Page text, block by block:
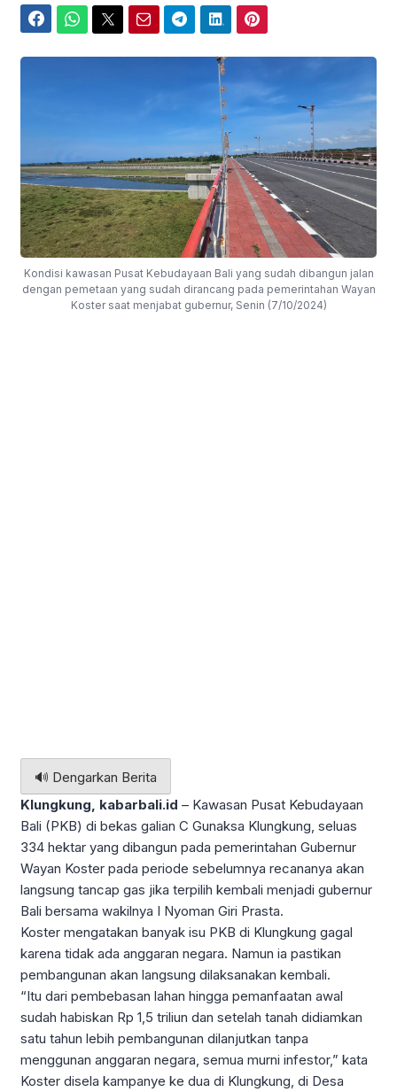
Kondisi kawasan Pusat Kebudayaan Bali yang sudah dibangun jalan
dengan pemetaan yang sudah dirancang pada pemerintahan Wayan
Koster saat menjabat gubernur, Senin (7/10/2024)
🔊 Dengarkan Berita
Klungkung, kabarbali.id – Kawasan Pusat Kebudayaan
Bali (PKB) di bekas galian C Gunaksa Klungkung, seluas
334 hektar yang dibangun pada pemerintahan Gubernur
Wayan Koster pada periode sebelumnya recananya akan
langsung tancap gas jika terpilih kembali menjadi gubernur
Bali bersama wakilnya I Nyoman Giri Prasta.
Koster mengatakan banyak isu PKB di Klungkung gagal
karena tidak ada anggaran negara. Namun ia pastikan
pembangunan akan langsung dilaksanakan kembali.
“Itu dari pembebasan lahan hingga pemanfaatan awal
sudah habiskan Rp 1,5 triliun dan setelah tanah didiamkan
satu tahun lebih pembangunan dilanjutkan tanpa
menggunan anggaran negara, semua murni infestor,” kata
Koster disela kampanye ke dua di Klungkung, di Desa